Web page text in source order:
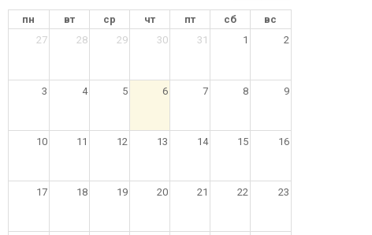
пн вт ср чт пт сб
вс
27
28 29 30 31 1 2
3 4 5 6 7 8 9
10 11 12 13 14 15 16
17 18 19 20 21 22 23